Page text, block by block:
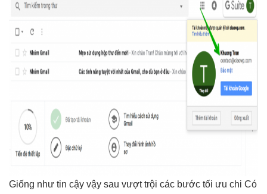
Giống như tin cậy vậy sau vượt trội các bước tối ưu chi Có